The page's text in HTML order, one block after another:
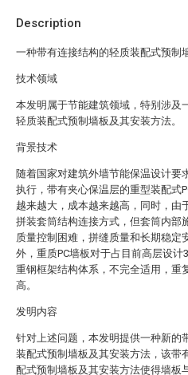
Description
一种带有连接结构的轻质装配式预制
技术领域
本发明属于节能建筑领域，特别涉及
轻质装配式预制墙板及其安装方法。
背景技术
随着国家对建筑外墙节能保温设计要
执行，带有夹心保温层的重型装配式
越来越大，成本越来越高，同时，由
拼装套筒结构连接方式，但套筒内部
质量控制困难，拼缝质量和长期稳定
外，重质PC墙板对于占目前高层设计
重钢框架结构体系，不完全适用，重
高。
发明内容
针对上述问题，本发明提供一种新的
装配式预制墙板及其安装方法，该带
配式预制墙板及其安装方法使得墙板